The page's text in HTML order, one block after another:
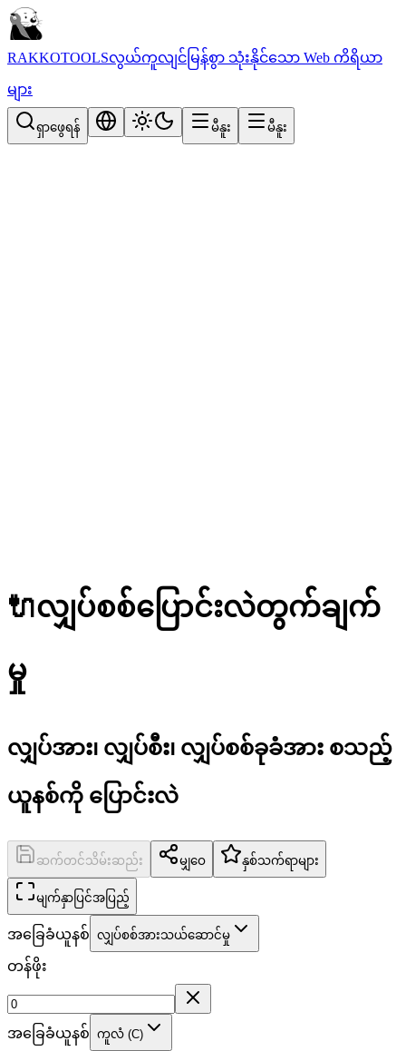
RAKKOTOOLSလွယ်ကူလျင်မြန်စွာ သုံးနိုင်သော Web ကိရိယာ
များ
ရှာဖွေရန် မီနူး မီနူး
🔌လျှပ်စစ်ပြောင်းလဲတွက်ချက်
မှု
လျှပ်အား၊ လျှပ်စီး၊ လျှပ်စစ်ခုခံအား စသည့်
ယူနစ်ကို ပြောင်းလဲ
ဆက်တင်သိမ်းဆည်း မျှဝေ နှစ်သက်ရာများ
မျက်နှာပြင်အပြည့်
အခြေခံယူနစ် လျှပ်စစ်အားသယ်ဆောင်မှု
တန်ဖိုး
အခြေခံယူနစ် ကူလံ (C)